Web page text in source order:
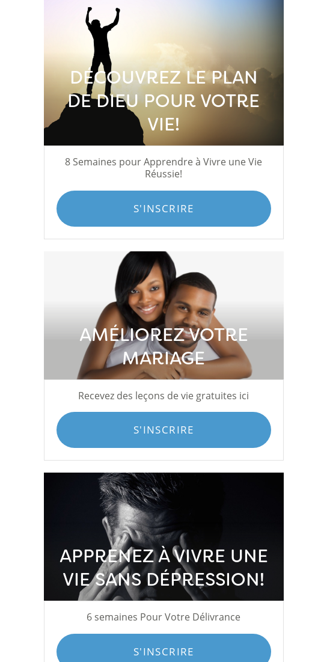
DÉCOUVREZ LE PLAN
DE DIEU POUR VOTRE
VIE!
8 Semaines pour Apprendre à Vivre une Vie
Réussie!
S'INSCRIRE
AMÉLIOREZ VOTRE
MARIAGE
Recevez des leçons de vie gratuites ici
S'INSCRIRE
APPRENEZ À VIVRE UNE
VIE SANS DÉPRESSION!
6 semaines Pour Votre Délivrance
S'INSCRIRE